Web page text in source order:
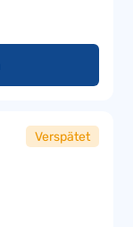
Verspätet